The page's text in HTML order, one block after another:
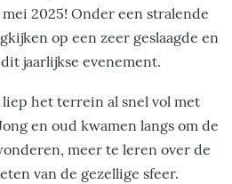
2025! Onder een stralende
op een zeer geslaagde en
jaarlijkse evenement.
het terrein al snel vol met
en oud kwamen langs om de
meer te leren over de
van de gezellige sfeer.